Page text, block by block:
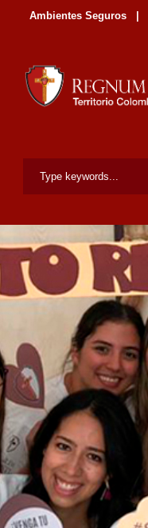
Ambientes Seguros